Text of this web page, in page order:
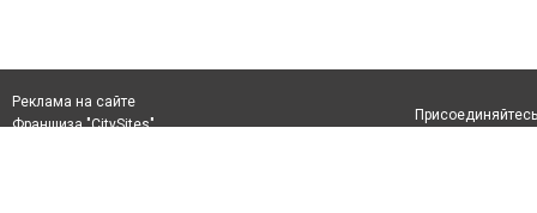
Реклама на сайте
Франшиза "CitySites"